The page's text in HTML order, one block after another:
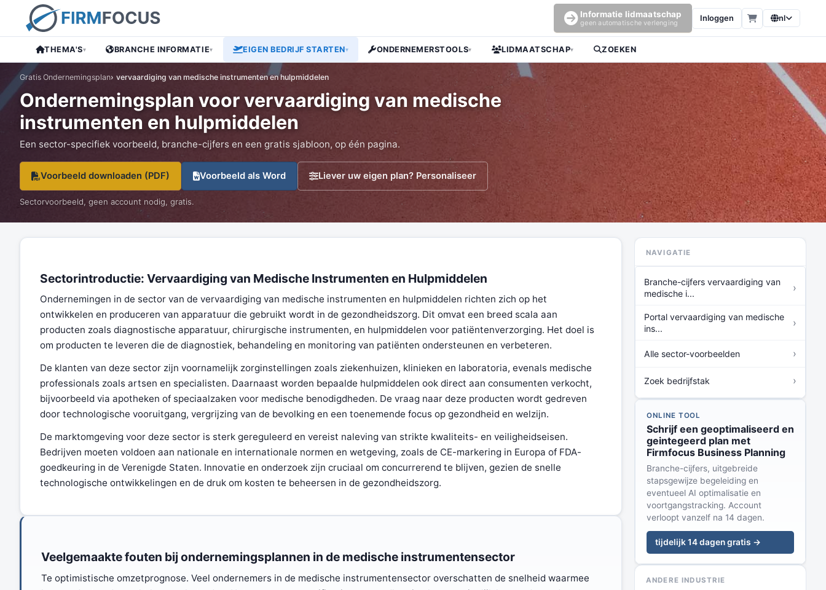
Informatie lidmaatschap
geen automatische verlenging
Inloggen nl
THEMA'S▾ BRANCHE INFORMATIE▾ EIGEN BEDRIJF STARTEN▾ ONDERNEMERSTOOLS▾ LIDMAATSCHAP▾ ZOEKEN
Gratis Ondernemingsplan vervaardiging van medische instrumenten en hulpmiddelen
Ondernemingsplan voor vervaardiging van medische
instrumenten en hulpmiddelen
Een sector-specifiek voorbeeld, branche-cijfers en een gratis sjabloon, op één pagina.
Voorbeeld downloaden (PDF) Voorbeeld als Word Liever uw eigen plan? Personaliseer
Sectorvoorbeeld, geen account nodig, gratis.
Sectorintroductie: Vervaardiging van Medische Instrumenten en Hulpmiddelen
Ondernemingen in de sector van de vervaardiging van medische instrumenten en hulpmiddelen richten zich op het
ontwikkelen en produceren van apparatuur die gebruikt wordt in de gezondheidszorg. Dit omvat een breed scala aan
producten zoals diagnostische apparatuur, chirurgische instrumenten, en hulpmiddelen voor patiëntenverzorging. Het doel is
om producten te leveren die de diagnostiek, behandeling en monitoring van patiënten ondersteunen en verbeteren.
De klanten van deze sector zijn voornamelijk zorginstellingen zoals ziekenhuizen, klinieken en laboratoria, evenals medische
professionals zoals artsen en specialisten. Daarnaast worden bepaalde hulpmiddelen ook direct aan consumenten verkocht,
bijvoorbeeld via apotheken of speciaalzaken voor medische benodigdheden. De vraag naar deze producten wordt gedreven
door technologische vooruitgang, vergrijzing van de bevolking en een toenemende focus op gezondheid en welzijn.
De marktomgeving voor deze sector is sterk gereguleerd en vereist naleving van strikte kwaliteits- en veiligheidseisen.
Bedrijven moeten voldoen aan nationale en internationale normen en wetgeving, zoals de CE-markering in Europa of FDA-
goedkeuring in de Verenigde Staten. Innovatie en onderzoek zijn cruciaal om concurrerend te blijven, gezien de snelle
technologische ontwikkelingen en de druk om kosten te beheersen in de gezondheidszorg.
Veelgemaakte fouten bij ondernemingsplannen in de medische instrumentensector
Te optimistische omzetprognose. Veel ondernemers in de medische instrumentensector overschatten de snelheid waarmee
NAVIGATIE
Branche-cijfers vervaardiging van
medische i...
›
Portal vervaardiging van medische
ins...
›
Alle sector-voorbeelden ›
Zoek bedrijfstak ›
ONLINE TOOL
Schrijf een geoptimaliseerd en
geintegeerd plan met
Firmfocus Business Planning
Branche-cijfers, uitgebreide
stapsgewijze begeleiding en
eventueel AI optimalisatie en
voortgangstracking. Account
verloopt vanzelf na 14 dagen.
tijdelijk 14 dagen gratis →
ANDERE INDUSTRIE